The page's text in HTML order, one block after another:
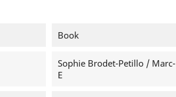
Book
Sophie Brodet-Petillo / Marc-
E